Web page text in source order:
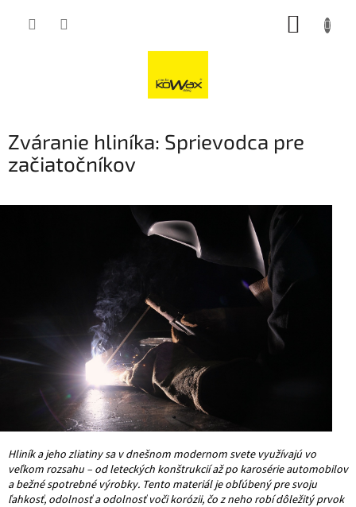
Zváranie hliníka: Sprievodca pre
začiatočníkov
Hliník a jeho zliatiny sa v dnešnom modernom svete využívajú vo
veľkom rozsahu – od leteckých konštrukcií až po karosérie automobilov
a bežné spotrebné výrobky. Tento materiál je obľúbený pre svoju
ľahkosť, odolnosť a odolnosť voči korózii, čo z neho robí dôležitý prvok